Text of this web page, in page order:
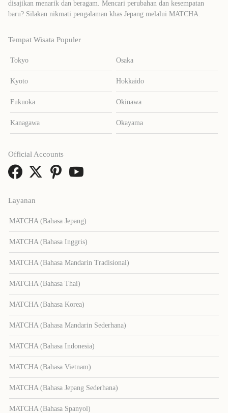
disajikan menarik dan beragam. Mencari perubahan dan kesempatan
baru? Silakan nikmati pengalaman khas Jepang melalui MATCHA.
Tempat Wisata Populer
Tokyo Osaka
Kyoto Hokkaido
Fukuoka Okinawa
Kanagawa Okayama
Layanan
MATCHA (Bahasa Jepang)
MATCHA (Bahasa Inggris)
MATCHA (Bahasa Mandarin Tradisional)
MATCHA (Bahasa Thai)
MATCHA (Bahasa Korea)
MATCHA (Bahasa Mandarin Sederhana)
MATCHA (Bahasa Indonesia)
MATCHA (Bahasa Vietnam)
MATCHA (Bahasa Jepang Sederhana)
MATCHA (Bahasa Spanyol)
Official Accounts